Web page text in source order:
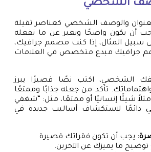
الشخصي
والوصف الشخصي كعناصر ثقيلة
أن يكون واضحًا ويعبر عن ما تفعله
المثال، إذا كنت مصمم جرافيك،
جرافيك مبدع متخصص في العلامات
الشخصي، اكتب نصًا قصيرًا يبرز
تأكد من جعله جذابًا وممتعًا
شيئًا إنسانيًا أو ممتعًا، مثل: “شغفي
دائمًا لاستكشاف أساليب جديدة في
يجب أن تكون فقراتك قصيرة
ما يميزك عن الآخرين.